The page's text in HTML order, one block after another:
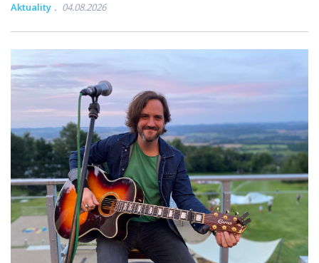
Aktuality 04.08.2026